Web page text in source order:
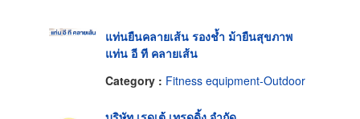
แท่นยืนคลายเส้น รองช้ำ ม้ายืนสุขภาพ
แท่น อี ที คลายเส้น
Category : Fitness equipment-Outdoor